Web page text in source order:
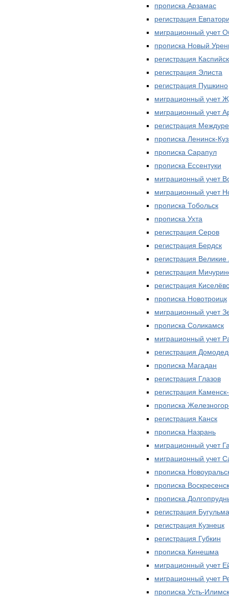
прописка Арзамас
регистрация
миграционный учет
прописка Новый
регистрация Каспийск
регистрация Элиста
регистрация Пушкино
миграционный учет
миграционный учет
регистрация
прописка Ленинск-
прописка Сарапул
прописка Ессентуки
миграционный учет
миграционный учет
прописка Тобольск
прописка Ухта
регистрация Серов
регистрация Бердск
регистрация Великие
регистрация
регистрация
прописка Новотроицк
миграционный учет
прописка Соликамск
миграционный учет
регистрация
прописка Магадан
регистрация Глазов
регистрация
прописка
регистрация Канск
прописка Назрань
миграционный учет
миграционный учет
прописка
прописка Воскресенск
прописка
регистрация Бугульма
регистрация Кузнецк
регистрация Губкин
прописка Кинешма
миграционный учет
миграционный учет
прописка Усть-Илимск